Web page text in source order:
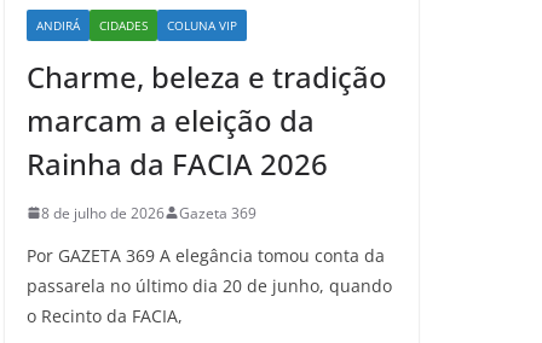
ANDIRÁ CIDADES COLUNA VIP
Charme, beleza e tradição
marcam a eleição da
Rainha da FACIA 2026
8 de julho de 2026 Gazeta 369
Por GAZETA 369 A elegância tomou conta da
passarela no último dia 20 de junho, quando
o Recinto da FACIA,